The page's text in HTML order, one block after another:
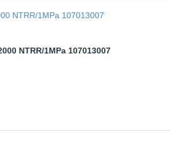
NTRR/1MPa 107013007